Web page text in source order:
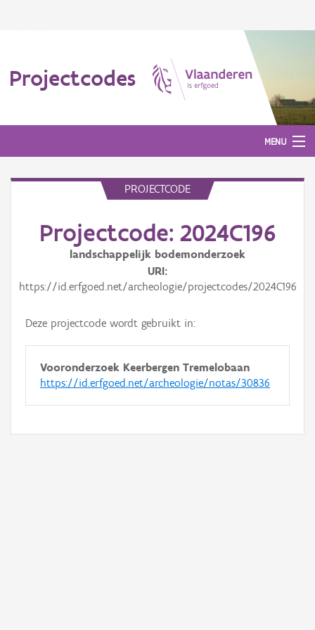
Projectcodes
MENU
PROJECTCODE
Projectcode: 2024C196
landschappelijk bodemonderzoek
URI
https://id.erfgoed.net/archeologie/projectcodes/2024C196
Deze projectcode wordt gebruikt in:
Vooronderzoek Keerbergen Tremelobaan
https://id.erfgoed.net/archeologie/notas/30836